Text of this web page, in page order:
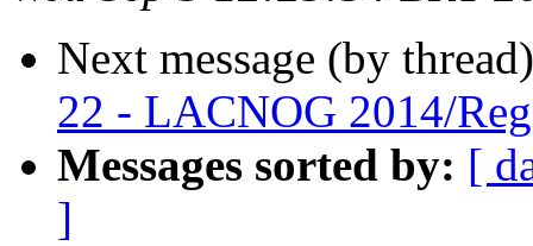
Next message (by
22 - LACNOG 2014/
Messages sorted by: [
]